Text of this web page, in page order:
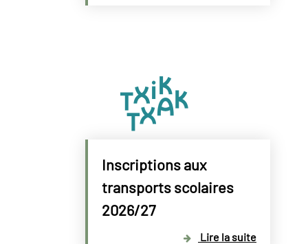
Inscriptions aux
transports scolaires
2026/27
Lire la suite